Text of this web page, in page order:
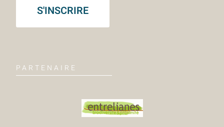
S'INSCRIRE
PARTENAIRE